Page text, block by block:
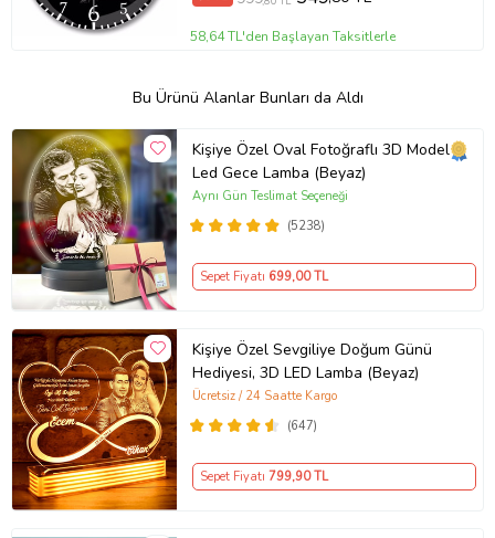
58,64 TL'den Başlayan Taksitlerle
Bu Ürünü Alanlar Bunları da Aldı
Kişiye Özel Oval Fotoğraflı 3D Model
Led Gece Lamba (Beyaz)
(5238)
Aynı Gün Teslimat Seçeneği
Sepet Fiyatı 699,00 TL
Kişiye Özel Sevgiliye Doğum Günü
Hediyesi, 3D LED Lamba (Beyaz)
(647)
Ücretsiz / 24 Saatte Kargo
Sepet Fiyatı 799,90 TL